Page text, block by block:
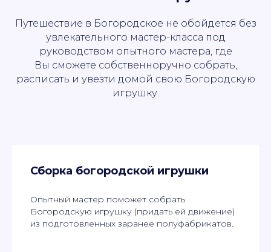
Путешествие в Богородское не обойдется без
увлекательного мастер-класса под
руководством опытного мастера, где
Вы сможете собственноручно собрать,
расписать и увезти домой свою Богородскую
игрушку.
Сборка богородской игрушки
Опытный мастер поможет собрать
Богородскую игрушку (придать ей движение)
из подготовленных заранее полуфабрикатов.